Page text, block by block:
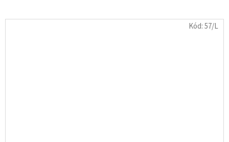
Kód:57/L